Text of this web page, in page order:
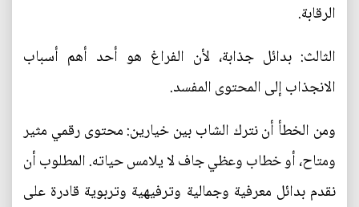
الرقابة.
الثالث: بدائل جذابة، لأن الفراغ هو أحد أهم أسباب
الانجذاب إلى المحتوى المفسد.
ومن الخطأ أن نترك الشاب بين خيارين: محتوى رقمي مثير
ومتاح، أو خطاب وعظي جاف لا يلامس حياته. المطلوب أن
نقدم بدائل معرفية وجمالية وترفيهية وتربوية قادرة على